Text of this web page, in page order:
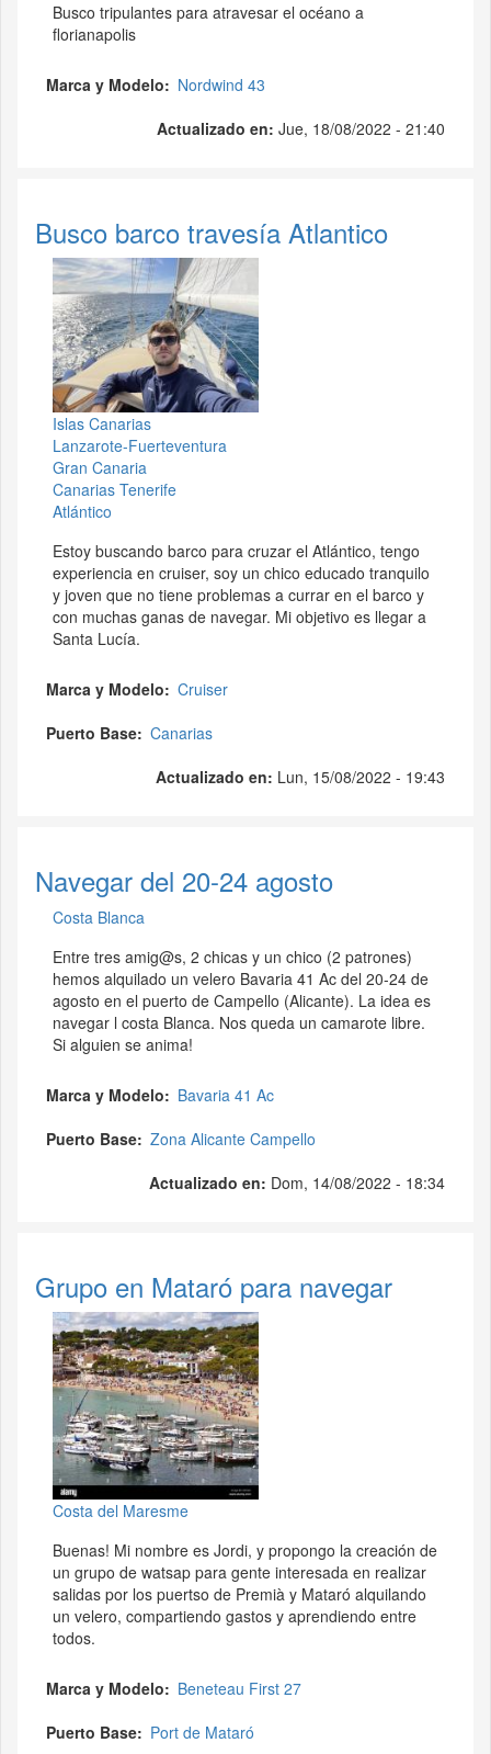
Busco tripulantes para atravesar el océano a
florianapolis
Marca y Modelo
Nordwind 43
Actualizado en: Jue, 18/08/2022 - 21:40
Busco barco travesía Atlantico
Islas Canarias
Lanzarote-Fuerteventura
Gran Canaria
Canarias Tenerife
Atlántico
Estoy buscando barco para cruzar el Atlántico, tengo
experiencia en cruiser, soy un chico educado tranquilo
y joven que no tiene problemas a currar en el barco y
con muchas ganas de navegar. Mi objetivo es llegar a
Santa Lucía.
Marca y Modelo
Cruiser
Puerto Base Canarias
Actualizado en: Lun, 15/08/2022 - 19:43
Navegar del 20-24 agosto
Costa Blanca
Entre tres amig@s, 2 chicas y un chico (2 patrones)
hemos alquilado un velero Bavaria 41 Ac del 20-24 de
agosto en el puerto de Campello (Alicante). La idea es
navegar l costa Blanca. Nos queda un camarote libre.
Si alguien se anima!
Marca y Modelo
Bavaria 41 Ac
Puerto Base Zona Alicante Campello
Actualizado en: Dom, 14/08/2022 - 18:34
Grupo en Mataró para navegar
Costa del Maresme
Buenas! Mi nombre es Jordi, y propongo la creación de
un grupo de watsap para gente interesada en realizar
salidas por los puertso de Premià y Mataró alquilando
un velero, compartiendo gastos y aprendiendo entre
todos.
Marca y Modelo
Beneteau First 27
Puerto Base
Port de Mataró